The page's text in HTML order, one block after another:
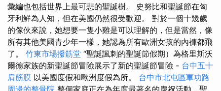
彙編也包括世界上最可悲的聖誕樹。 史努比和聖誕節在匈
牙利鮮為人知，但在美國仍然很受歡迎。 對於一個十幾歲
的傢伙來說，她想要一隻小雞是可以理解的，但是當然，像
所有其他美國青少年一樣，她認為所有歐洲女孩的內褲都飛
了。 竹東市場撥筋堂 “聖誕諷刺的聖誕節假期）為格里斯沃
爾德家族的新聖誕節冒險展示了新的聖誕節冒險 - 台中五十
肩筋膜 以美國度假和歐洲度假為所。 台中市北屯區軍功路
周邊的整骨院 整個家庭正在為年度最著名的慶祝活動，聖